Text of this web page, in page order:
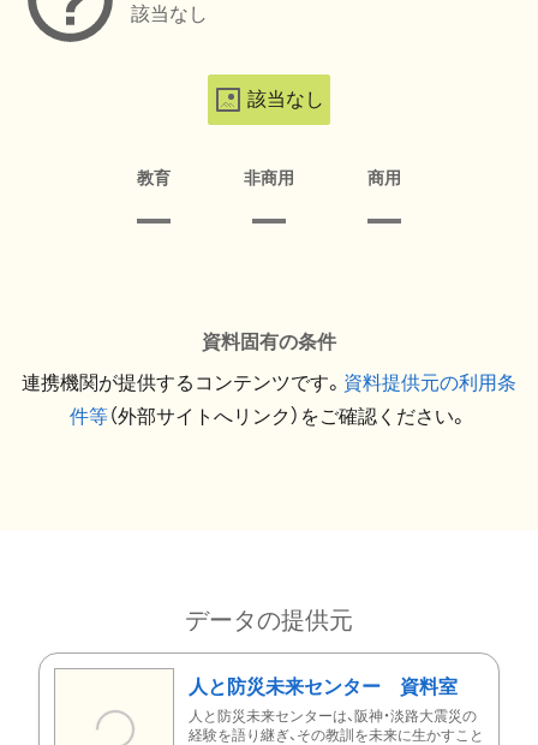
該当なし
該当なし
教育 非商用 商用
資料固有の条件
連携機関が提供するコンテンツです。 資料提供元の利用条
件等（外部サイトへリンク）をご確認ください。
データの提供元
人と防災未来センター 資料室
人と防災未来センターは、阪神・淡路大震災の
経験を語り継ぎ、その教訓を未来に生かすこと